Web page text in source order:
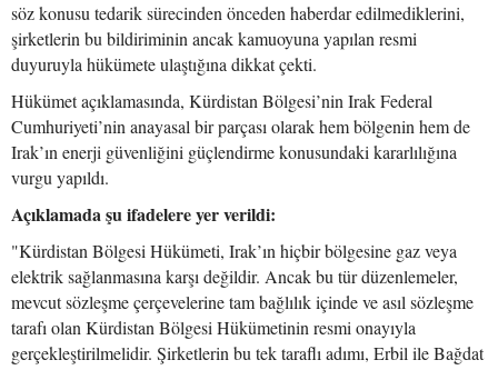
söz konusu tedarik sürecinden önceden haberdar edilmediklerini,
şirketlerin bu bildiriminin ancak kamuoyuna yapılan resmi
duyuruyla hükümete ulaştığına dikkat çekti.
Hükümet açıklamasında, Kürdistan Bölgesi’nin Irak Federal
Cumhuriyeti’nin anayasal bir parçası olarak hem bölgenin hem de
Irak’ın enerji güvenliğini güçlendirme konusundaki kararlılığına
vurgu yapıldı.
Açıklamada şu ifadelere yer verildi:
"Kürdistan Bölgesi Hükümeti, Irak’ın hiçbir bölgesine gaz veya
elektrik sağlanmasına karşı değildir. Ancak bu tür düzenlemeler,
mevcut sözleşme çerçevelerine tam bağlılık içinde ve asıl sözleşme
tarafı olan Kürdistan Bölgesi Hükümetinin resmi onayıyla
gerçekleştirilmelidir. Şirketlerin bu tek taraflı adımı, Erbil ile Bağdat